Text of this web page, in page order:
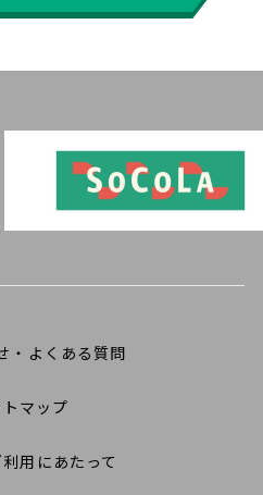
・よくある質問
マップ
用にあたって